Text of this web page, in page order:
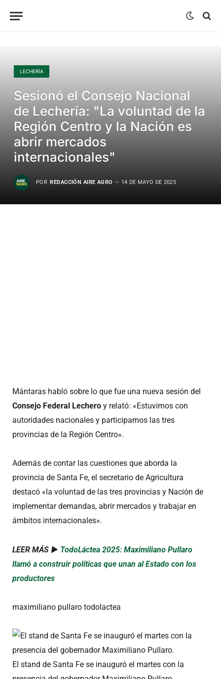
LECHERÍA
Sesionó el Consejo Nacional
de Lechería: "La voluntad de la
Región Centro y la Nación es
abrir mercados
internacionales"
POR REDACCIÓN AIRE AGRO 14 DE MAYO DE 2025
Mántaras habló sobre lo que fue una nueva sesión del
Consejo Federal Lechero y relató: «Estuvimos con
autoridades nacionales y participamos las tres
provincias de la Región Centro».
Además de contar las cuestiones que aborda la
provincia de Santa Fe, el secretario de Agricultura
destacó «la voluntad de las tres provincias y Nación de
implementar demandas, abrir mercados y trabajar en
ámbitos internacionales».
LEER MÁS ► TodoLáctea 2025: Maximiliano Pullaro
llamó a construir políticas que unan al Estado con los
productores
maximiliano pullaro todolactea
El stand de Santa Fe se inauguró el martes con la